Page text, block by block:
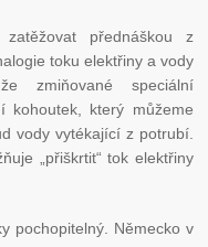
přednáškou z
toku elektřiny a vody
zmiňované speciální
kohoutek, který můžeme
vody vytékající z potrubí.
„přiškrtit“ tok elektřiny
pochopitelný. Německo v